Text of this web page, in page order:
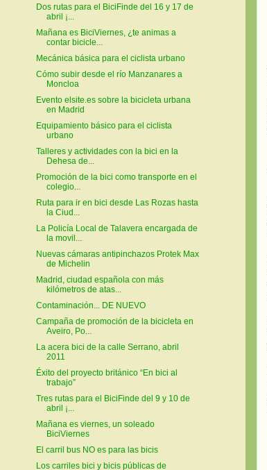
Dos rutas para el BiciFinde del 16 y 17 de
abril ¡...
Mañana es BiciViernes, ¿te animas a
contar bicicle...
Mecánica básica para el ciclista urbano
Cómo subir desde el río Manzanares a
Moncloa
Evento elsite.es sobre la bicicleta urbana
en Madrid
Equipamiento básico para el ciclista
urbano
Talleres y actividades con la bici en la
Dehesa de...
Promoción de la bici como transporte en el
colegio...
Ruta para ir en bici desde Las Rozas hasta
la Ciud...
La Policía Local de Talavera encargada de
la movil...
Nuevas cámaras antipinchazos Protek Max
de Michelin
Madrid, ciudad española con más
kilómetros de atas...
Contaminación... DE NUEVO
Campaña de promoción de la bicicleta en
Aveiro, Po...
La acera bici de la calle Serrano, abril
2011
Éxito del proyecto británico “En bici al
trabajo”
Tres rutas para el BiciFinde del 9 y 10 de
abril ¡...
Mañana es viernes, un soleado
BiciViernes
El carril bus NO es para las bicis
Los carriles bici y bicis públicas de